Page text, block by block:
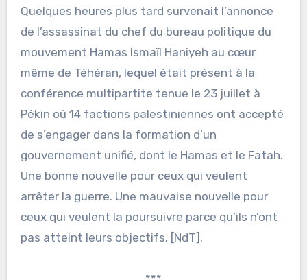
Quelques heures plus tard survenait l’annonce
de l’assassinat du chef du bureau politique du
mouvement Hamas Ismaïl Haniyeh au cœur
même de Téhéran, lequel était présent à la
conférence multipartite tenue le 23 juillet à
Pékin où 14 factions palestiniennes ont accepté
de s’engager dans la formation d’un
gouvernement unifié, dont le Hamas et le Fatah.
Une bonne nouvelle pour ceux qui veulent
arrêter la guerre. Une mauvaise nouvelle pour
ceux qui veulent la poursuivre parce qu’ils n’ont
pas atteint leurs objectifs. [NdT].